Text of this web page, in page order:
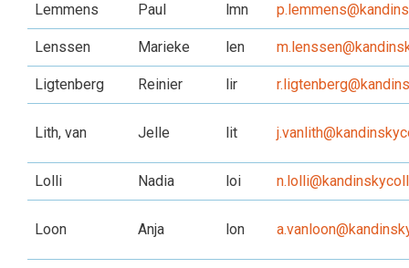
Lemmens Paul lmn
Lenssen Marieke len
Ligtenberg Reinier lir
Lith, van Jelle lit
Lolli Nadia loi
Loon Anja lon